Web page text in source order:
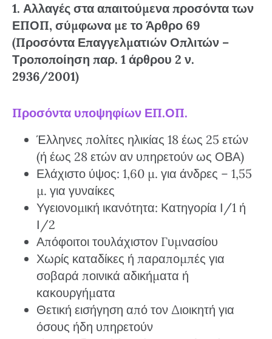
1. Αλλαγές στα απαιτούμενα προσόντα των
ΕΠΟΠ, σύμφωνα με το Άρθρο 69
(Προσόντα Επαγγελματιών Οπλιτών –
Τροποποίηση παρ. 1 άρθρου 2 ν.
2936/2001)
Προσόντα υποψηφίων ΕΠ.ΟΠ.
Έλληνες πολίτες ηλικίας 18 έως 25 ετών
(ή έως 28 ετών αν υπηρετούν ως ΟΒΑ)
Ελάχιστο ύψος: 1,60 μ. για άνδρες – 1,55
μ. για γυναίκες
Υγειονομική ικανότητα: Κατηγορία Ι/1 ή
Ι/2
Απόφοιτοι τουλάχιστον Γυμνασίου
Χωρίς καταδίκες ή παραπομπές για
σοβαρά ποινικά αδικήματα ή
κακουργήματα
Θετική εισήγηση από τον Διοικητή για
όσους ήδη υπηρετούν